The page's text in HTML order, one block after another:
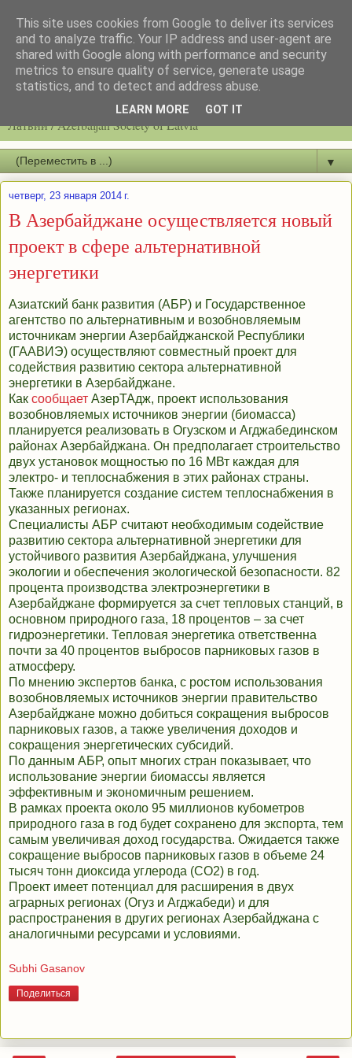
Latvijas azerbaidžāņu biedrību / Общество азербайджанцев
Латвии / Azerbaijan Society of Latvia
▼
четверг, 23 января 2014 г.
В Азербайджане осуществляется новый
проект в сфере альтернативной
энергетики
Азиатский банк развития (АБР) и Государственное
агентство по альтернативным и возобновляемым
источникам энергии Азербайджанской Республики
(ГААВИЭ) осуществляют совместный проект для
содействия развитию сектора альтернативной
энергетики в Азербайджане.
Как сообщает АзерТАдж, проект использования
возобновляемых источников энергии (биомасса)
планируется реализовать в Огузском и Агджабединском
районах Азербайджана. Он предполагает строительство
двух установок мощностью по 16 МВт каждая для
электро- и теплоснабжения в этих районах страны.
Также планируется создание систем теплоснабжения в
указанных регионах.
Специалисты АБР считают необходимым содействие
развитию сектора альтернативной энергетики для
устойчивого развития Азербайджана, улучшения
экологии и обеспечения экологической безопасности. 82
процента производства электроэнергетики в
Азербайджане формируется за счет тепловых станций, в
основном природного газа, 18 процентов – за счет
гидроэнергетики. Тепловая энергетика ответственна
почти за 40 процентов выбросов парниковых газов в
атмосферу.
По мнению экспертов банка, с ростом использования
возобновляемых источников энергии правительство
Азербайджане можно добиться сокращения выбросов
парниковых газов, а также увеличения доходов и
сокращения энергетических субсидий.
По данным АБР, опыт многих стран показывает, что
использование энергии биомассы является
эффективным и экономичным решением.
В рамках проекта около 95 миллионов кубометров
природного газа в год будет сохранено для экспорта, тем
самым увеличивая доход государства. Ожидается также
сокращение выбросов парниковых газов в объеме 24
тысяч тонн диоксида углерода (СО2) в год.
Проект имеет потенциал для расширения в двух
аграрных регионах (Огуз и Агджабеди) и для
распространения в других регионах Азербайджана с
аналогичными ресурсами и условиями.
Subhi Gasanov
Поделиться
This site uses cookies from Google to deliver its services
and to analyze traffic. Your IP address and user-agent are
shared with Google along with performance and security
metrics to ensure quality of service, generate usage
statistics, and to detect and address abuse.
LEARN MORE GOT IT